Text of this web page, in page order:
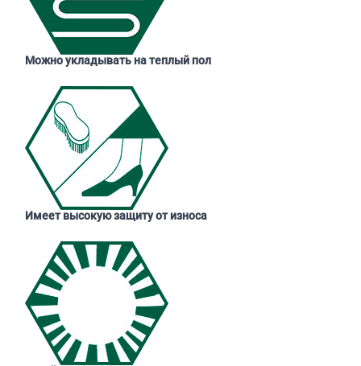
Можно укладывать на теплый пол
Имеет высокую защиту от износа